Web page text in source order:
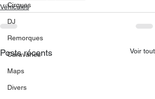
Cirques
DJ
Remorques
Caravanes
Maps
Divers
Véhicules
Posts récents Voir tout